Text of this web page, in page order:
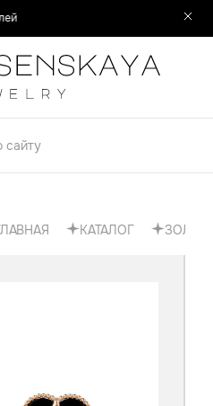
КАТАЛОГ ЗОЛОТО